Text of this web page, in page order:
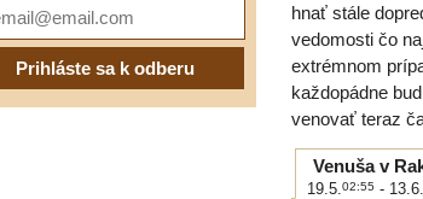
hnať stále
vedomosti čo
extrémnom
každopádne
venovať teraz
Venuša v
19.5. 02:55 - 13.6.